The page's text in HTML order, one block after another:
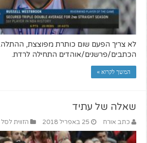
לא צריך הפעם שום כותרת מפוצצת,
הכתבים/פרשנים/אוהדים התחילה לרדת.
המשך לקרוא »
שאלה של עתיד
כתב אורח 25 באפריל 2018 הזווית לסל